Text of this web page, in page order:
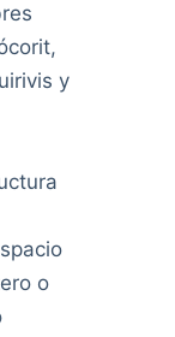
y
o